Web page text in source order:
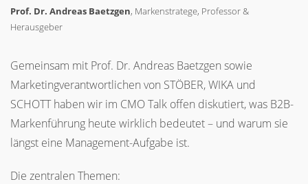
Prof. Dr. Andreas Baetzgen, Markenstratege, Professor &
Herausgeber
Gemeinsam mit Prof. Dr. Andreas Baetzgen sowie
Marketingverantwortlichen von STÖBER, WIKA und
SCHOTT haben wir im CMO Talk offen diskutiert, was B2B-
Markenführung heute wirklich bedeutet – und warum sie
längst eine Management-Aufgabe ist.
Die zentralen Themen: